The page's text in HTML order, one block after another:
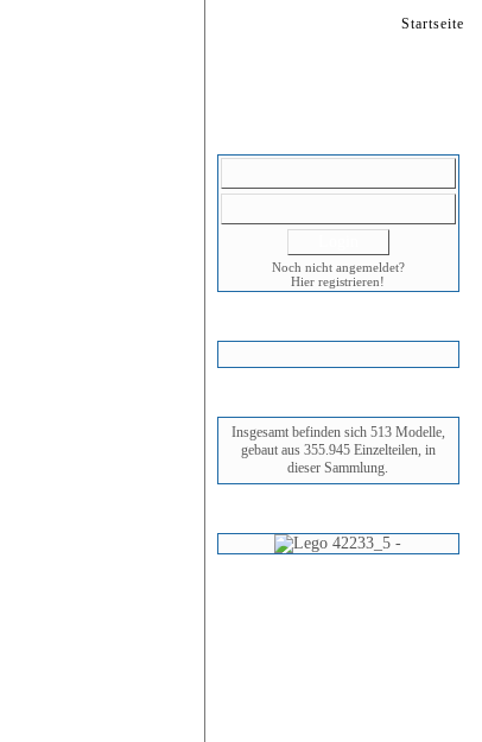
Startseite
Noch nicht angemeldet?
Hier registrieren!
Insgesamt befinden sich 513 Modelle,
gebaut aus 355.945 Einzelteilen, in
dieser Sammlung.